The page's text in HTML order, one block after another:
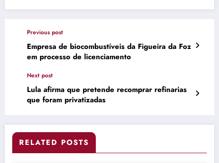
Previous post
Empresa de biocombustíveis da Figueira da Foz
em processo de licenciamento
Next post
Lula afirma que pretende recomprar refinarias
que foram privatizadas
RELATED POSTS